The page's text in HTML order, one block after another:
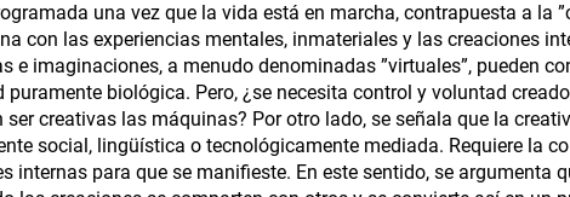
una vez que la vida está en marcha, contrapuesta a la
con las experiencias mentales, inmateriales y las creaciones
e imaginaciones, a menudo denominadas ”virtuales”, pueden
biológica. Pero, ¿se necesita control y voluntad
ser creativas las máquinas? Por otro lado, se señala que la
social, lingüística o tecnológicamente mediada. Requiere la
internas para que se manifieste. En este sentido, se argumenta